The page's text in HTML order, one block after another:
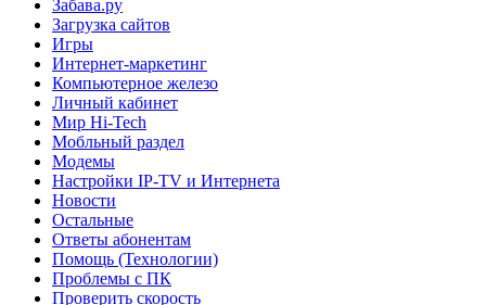
Забава.ру
Загрузка сайтов
Игры
Интернет-маркетинг
Компьютерное железо
Личный кабинет
Мир Hi-Tech
Мобльный раздел
Модемы
Настройки IP-TV и Интернета
Новости
Остальные
Ответы абонентам
Помощь (Технологии)
Проблемы с ПК
Проверить скорость